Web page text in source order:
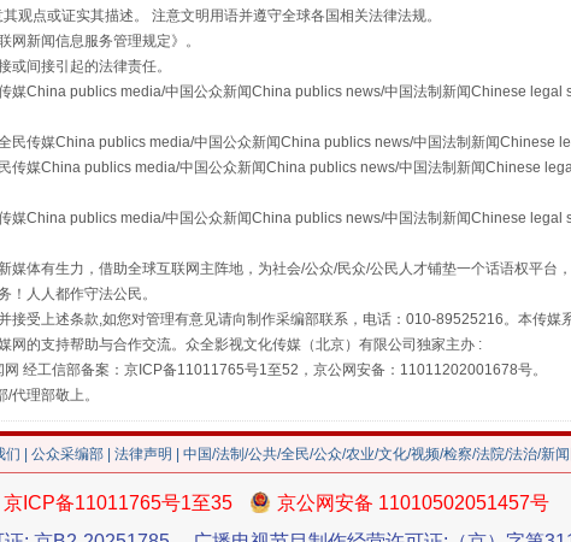
观点或证实其描述。 注意文明用语并遵守全球各国相关法律法规。
网新闻信息服务管理规定》。
或间接引起的法律责任。
媒China publics media/中国公众新闻China publics news/中国法制新闻Chinese legal
民传媒China publics media/中国公众新闻China publics news/中国法制新闻Chinese
传媒China publics media/中国公众新闻China publics news/中国法制新闻Chinese
媒China publics media/中国公众新闻China publics news/中国法制新闻Chinese legal
媒体有生力，借助全球互联网主阵地，为社会/公众/民众/公民人才铺垫一个话语权平台
！人人都作守法公民。
接受上述条款,如您对管理有意见请向制作采编部联系，电话：010-89525216。本传媒
网的支持帮助与合作交流。众全影视文化传媒（北京）有限公司独家主办 :
经工信部备案：京ICP备11011765号1至52，京公网安备：11011202001678号。
代理部敬上。
们 公众采编部 法律声明 | 中国/法制/公共/全民/公众/农业/文化/视频/检察/法院/法治/新闻
京ICP备11011765号1至35
京公网安备 11010502051457号